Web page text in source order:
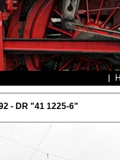
- DR "41 1225-6"